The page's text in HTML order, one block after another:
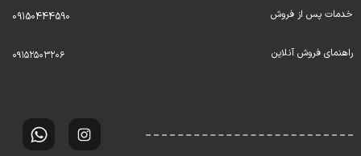
خدمات پس از فروش 09150444590
راهنمای فروش آنلاین ۰۹۱۵۲۵۰۳۲۰۶